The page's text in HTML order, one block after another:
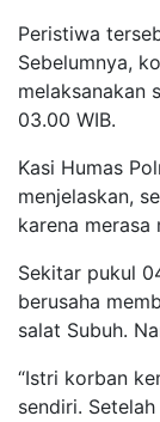
Peristiwa
Sebelumnya,
melaksanakan
03.00 WIB.
Kasi Humas
menjelaskan,
karena merasa
Sekitar pukul
berusaha
salat Subuh.
“Istri korban
sendiri.